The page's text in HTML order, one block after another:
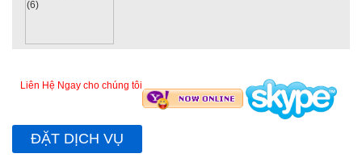
Liên Hệ Ngay cho chúng tôi
ĐẶT DỊCH VỤ